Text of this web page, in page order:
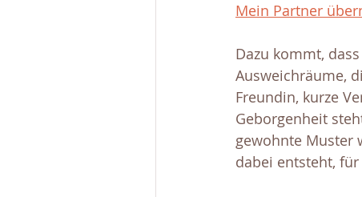
Mein Partner
Dazu kommt,
Ausweichräume,
Freundin, kurze
Geborgenheit
gewohnte Muster
dabei entsteht,